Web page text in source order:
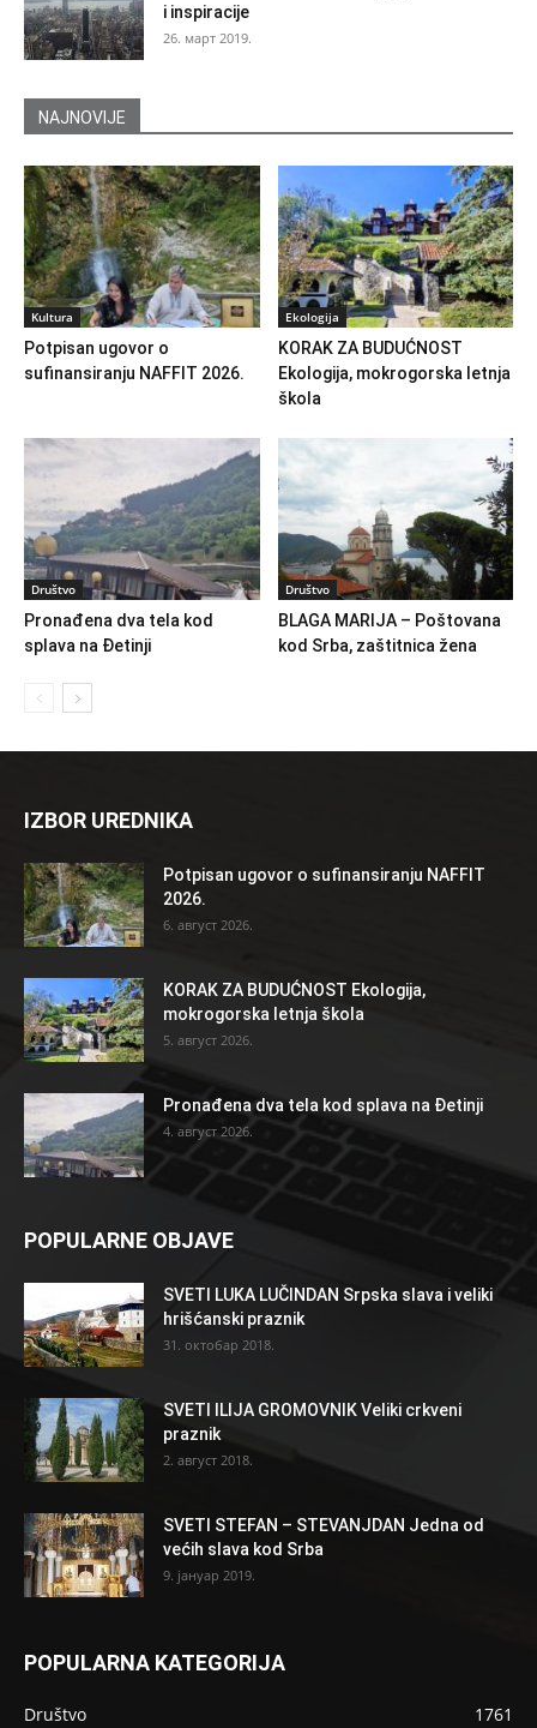
i inspiracije
26. март 2019.
NAJNOVIJE
Kultura
Potpisan ugovor o
sufinansiranju NAFFIT 2026.
Ekologija
KORAK ZA BUDUĆNOST
Ekologija, mokrogorska letnja
škola
Društvo
Pronađena dva tela kod
splava na Đetinji
Društvo
BLAGA MARIJA – Poštovana
kod Srba, zaštitnica žena
IZBOR UREDNIKA
Potpisan ugovor o sufinansiranju NAFFIT
2026.
6. август 2026.
KORAK ZA BUDUĆNOST Ekologija,
mokrogorska letnja škola
5. август 2026.
Pronađena dva tela kod splava na Đetinji
4. август 2026.
POPULARNE OBJAVE
SVETI LUKA LUČINDAN Srpska slava i veliki
hrišćanski praznik
31. октобар 2018.
SVETI ILIJA GROMOVNIK Veliki crkveni
praznik
2. август 2018.
SVETI STEFAN – STEVANJDAN Jedna od
većih slava kod Srba
9. јануар 2019.
POPULARNA KATEGORIJA
Društvo
1761